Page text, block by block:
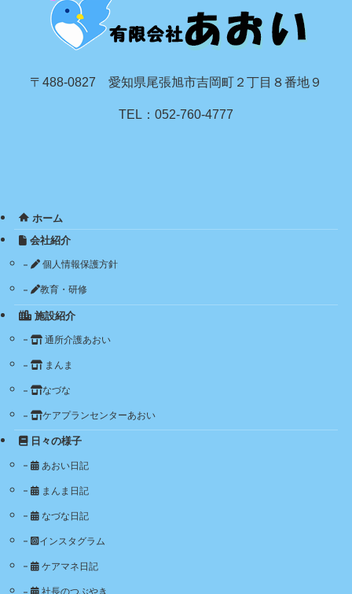
〒488-0827 愛知県尾張旭市吉岡町２丁目８番地９
TEL：052-760-4777
ホーム
会社紹介
個人情報保護方針
教育・研修
施設紹介
通所介護あおい
まんま
なづな
ケアプランセンターあおい
日々の様子
あおい日記
まんま日記
なづな日記
インスタグラム
ケアマネ日記
社長のつぶやき